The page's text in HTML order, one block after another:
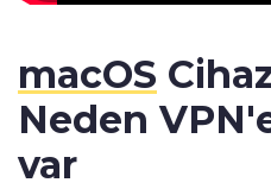
macOS
Neden
var